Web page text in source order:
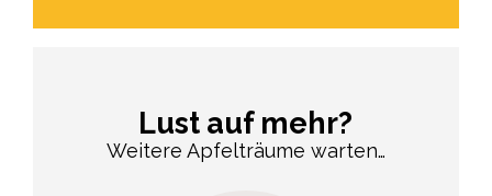
Lust auf mehr?
Weitere Apfelträume warten…